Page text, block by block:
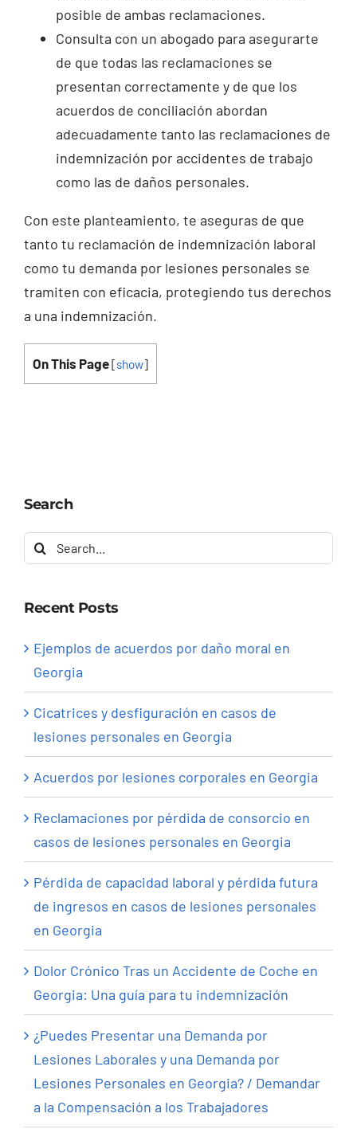
posible de ambas reclamaciones.
Consulta con un abogado para asegurarte
de que todas las reclamaciones se
presentan correctamente y de que los
acuerdos de conciliación abordan
adecuadamente tanto las reclamaciones de
indemnización por accidentes de trabajo
como las de daños personales.
Con este planteamiento, te aseguras de que
tanto tu reclamación de indemnización laboral
como tu demanda por lesiones personales se
tramiten con eficacia, protegiendo tus derechos
a una indemnización.
On This Page[show]
Search
Search
for:
Recent Posts
Ejemplos de acuerdos por daño moral en
Georgia
Cicatrices y desfiguración en casos de
lesiones personales en Georgia
Acuerdos por lesiones corporales en Georgia
Reclamaciones por pérdida de consorcio en
casos de lesiones personales en Georgia
Pérdida de capacidad laboral y pérdida futura
de ingresos en casos de lesiones personales
en Georgia
Dolor Crónico Tras un Accidente de Coche en
Georgia: Una guía para tu indemnización
¿Puedes Presentar una Demanda por
Lesiones Laborales y una Demanda por
Lesiones Personales en Georgia? / Demandar
a la Compensación a los Trabajadores